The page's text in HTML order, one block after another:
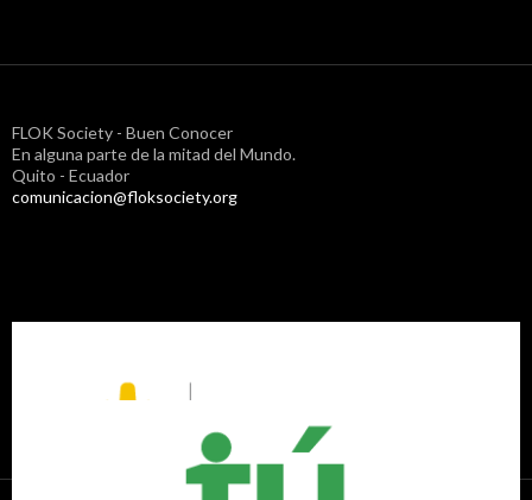
FLOK Society - Buen Conocer
En alguna parte de la mitad del Mundo.
Quito - Ecuador
comunicacion@floksociety.org